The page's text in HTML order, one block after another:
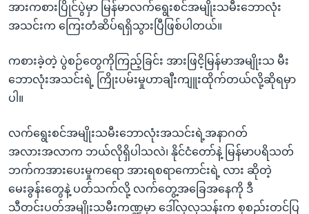
နေရာ
သို့
ရန်
အားကစားပြိုင်ပွဲမှာ မြန်မာလက်ရွေးစင်အမျိုးသမီးဘောလုံး
အသင်းက ကြေးတံဆိပ်ရရှိသွားပြီဖြစ်ပါတယ်။
ကစားခဲ့တဲ့ ပွဲစဉ်တွေကိုကြည့်ခြင်း အားဖြငိ့မြန်မာအမျိုးသ မီး
ဘောလုံးအသင်းရဲ့ ကြိုးပမ်းမှုဟာချီးကျူးထိုက်တယ်လို့ဆိုရမှာ
ပါ။
လက်ရွေးစင်အမျိုးသမီးဘောလုံးအသင်းရဲ့အနာဂတ်
အလားအလာက ဘယ်လိုရှိပါသလဲ၊ နိုင်ငံတော်နဲ့ မြန်မာပရိသတ်
ဘက်ကအားပေးမှုကရော အားရစရာကောင်းရဲ့ လား ဆိုတဲ့
မေးခွန်းတွေနဲ့ ပတ်သက်လို့ လက်တွေ့အခြေအနေကို ဒီ
သီတင်းပတ်အမျိုးသမီးကဏ္ဍမှာ ဒေါ်လှလှသန်းက စုစည်းတင်ပြ